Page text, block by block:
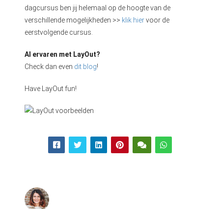
dagcursus ben jij helemaal op de hoogte van de
verschillende mogelijkheden >> klik hiervoor de
eerstvolgende cursus.
Al ervaren met LayOut?
Check dan even dit blog!
Have LayOut fun!